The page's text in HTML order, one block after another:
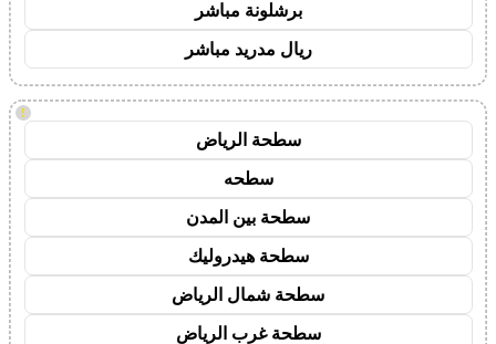
برشلونة مباشر
ريال مدريد مباشر
!
سطحة الرياض
سطحه
سطحة بين المدن
سطحة هيدروليك
سطحة شمال الرياض
سطحة غرب الرياض